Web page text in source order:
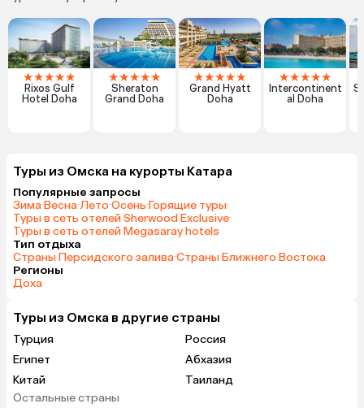
★★★★★
Rixos Gulf
Hotel Doha
★★★★★
Sheraton
Grand Doha
★★★★★
Grand Hyatt
Doha
★★★★★
Intercontinent
al Doha
Туры из Омска на курорты Катара
Популярные запросы
Зима·Весна·Лето·Осень·Горящие туры·
Туры в сеть отелей Sherwood Exclusive·
Туры в сеть отелей Megasaray hotels
Тип отдыха
Страны Персидского залива·Страны Ближнего Востока
Регионы
Доха
Туры из Омска в другие страны
Турция
Россия
Египет
Абхазия
Китай
Таиланд
Вьетнам
Остальные страны